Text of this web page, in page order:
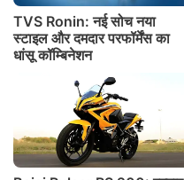
TVS Ronin: नई सोच नया
स्टाइल और दमदार परफॉर्मेंस का
धांसू कॉम्बिनेशन